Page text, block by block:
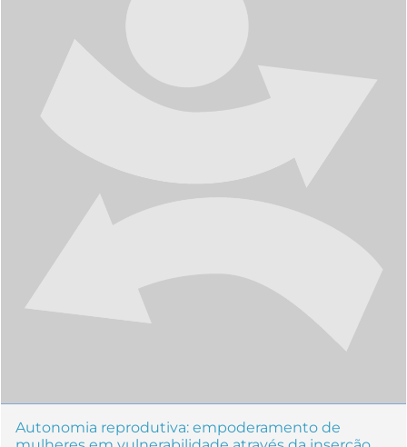
Autonomia reprodutiva: empoderamento de